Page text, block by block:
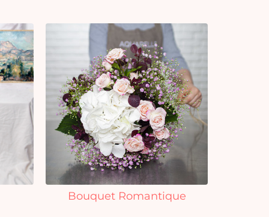
Bouquet Romantique